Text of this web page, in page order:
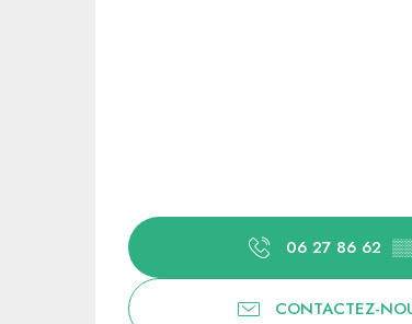
06 27 86 62
CONTACTEZ-